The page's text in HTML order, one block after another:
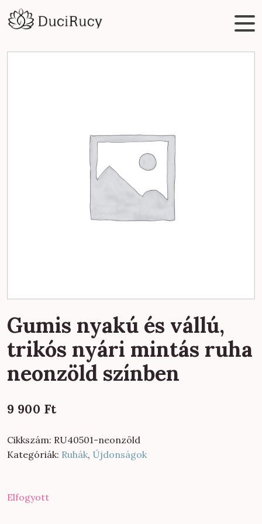
Gumis nyakú és vállú,
trikós nyári mintás ruha
neonzöld színben
9 900 Ft
Cikkszám: RU40501-neonzöld
Kategóriák: Ruhák, Újdonságok
Elfogyott